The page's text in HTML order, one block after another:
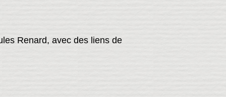
Renard, avec des liens de